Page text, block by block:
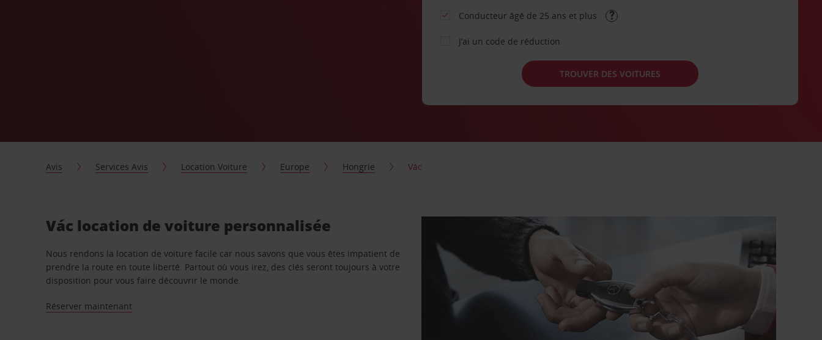
Conducteur âgé de 25 ans et plus
J’ai un code de réduction
TROUVER DES VOITURES
Avis Services Avis Location Voiture Europe Hongrie Vác
Vác location de voiture personnalisée
Nous rendons la location de voiture facile car nous savons que vous êtes impatient de
prendre la route en toute liberté. Partout où vous irez, des clés seront toujours à votre
disposition pour vous faire découvrir le monde.
Réserver maintenant